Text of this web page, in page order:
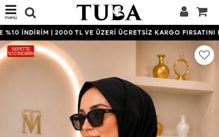
menü
İNDİRİM | 2000 TL VE ÜZERİ ÜCRETSİZ KARGO FIRSATINI
SEPETTE
%10 İNDIRIM